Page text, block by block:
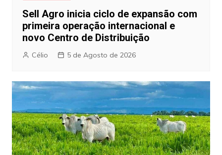
Sell Agro inicia ciclo de expansão com
primeira operação internacional e
novo Centro de Distribuição
Célio 5 de Agosto de 2026